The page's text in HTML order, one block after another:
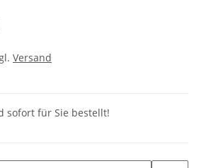
Versand
sofort für Sie bestellt!